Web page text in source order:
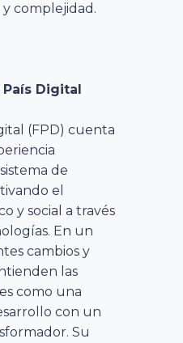
complejidad.
Digital
(FPD) cuenta
de
el
y social a través
En un
cambios y
las
como una
con un
Su